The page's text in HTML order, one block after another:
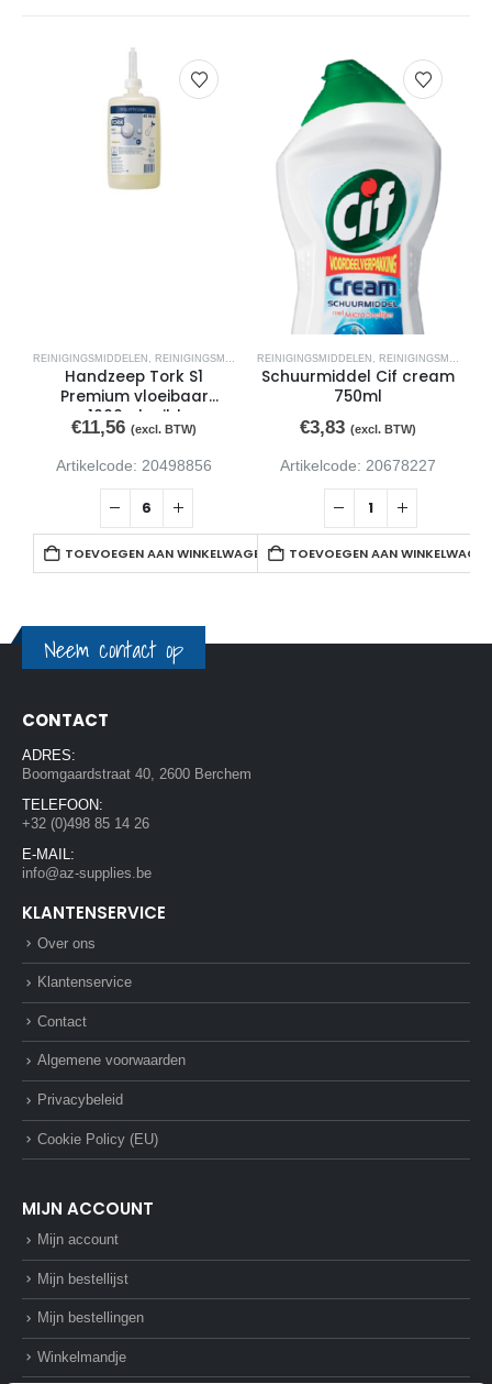
REINIGINGSMIDDELEN , REINIGINGSMIDDELEN ,REINIGINGSMIDDELEN
Handzeep Tork S1
Premium vloeibaar
1000ml mild
€11,56 (excl. BTW)
Artikelcode: 20498856
TOEVOEGEN AAN WINKELWAGEN
REINIGINGSMIDDELEN , REINIGINGSMIDDELEN
Schuurmiddel Cif cream
750ml
€3,83 (excl. BTW)
Artikelcode: 20678227
TOEVOEGEN AAN
Neem contact op
CONTACT
ADRES:
Boomgaardstraat 40, 2600 Berchem
TELEFOON:
+32 (0)498 85 14 26
E-MAIL:
info@az-supplies.be
KLANTENSERVICE
Over ons
Klantenservice
Contact
Algemene voorwaarden
Privacybeleid
Cookie Policy (EU)
MIJN ACCOUNT
Mijn account
Mijn bestellijst
Mijn bestellingen
Winkelmandje